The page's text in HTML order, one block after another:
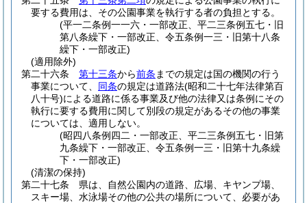
要する費用は、その公園事業を執行する者の負担とする。
(平一二条例一一六・一部改正、平二三条例五七・旧
第八条繰下・一部改正、令五条例一三・旧第十八条
繰下・一部改正)
(適用除外)
第二十六条
第十三条から前条 までの規定は国の機関の行う
事業について、 同条の規定は道路法(昭和二十七年法律第百
八十号)による道路に係る事業及び他の法律又は条例にその
執行に要する費用に関して別段の規定があるその他の事業
については、適用しない。
(昭四八条例四二・一部改正、平二三条例五七・旧第
九条繰下・一部改正、令五条例一三・旧第十九条繰
下・一部改正)
(清潔の保持)
第二十七条
県は、自然公園内の道路、広場、キヤンプ場、
スキー場、水泳場その他の公共の場所について、必要があ